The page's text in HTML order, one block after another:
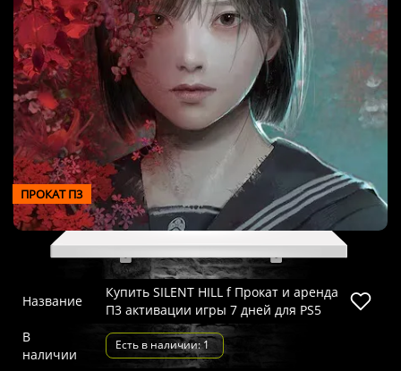
ПРОКАТ П3
Название
Купить SILENT HILL f Прокат и аренда
П3 активации игры 7 дней для PS5
В
наличии
Есть в наличии: 1